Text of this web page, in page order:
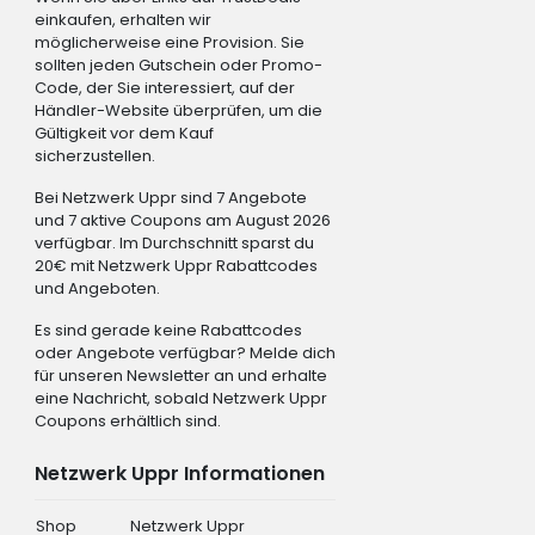
einkaufen, erhalten wir
möglicherweise eine Provision. Sie
sollten jeden Gutschein oder Promo-
Code, der Sie interessiert, auf der
Händler-Website überprüfen, um die
Gültigkeit vor dem Kauf
sicherzustellen.
Bei Netzwerk Uppr sind 7 Angebote
und 7 aktive Coupons am August 2026
verfügbar. Im Durchschnitt sparst du
20€ mit Netzwerk Uppr Rabattcodes
und Angeboten.
Es sind gerade keine Rabattcodes
oder Angebote verfügbar? Melde dich
für unseren Newsletter an und erhalte
eine Nachricht, sobald Netzwerk Uppr
Coupons erhältlich sind.
Netzwerk Uppr Informationen
Shop Netzwerk Uppr